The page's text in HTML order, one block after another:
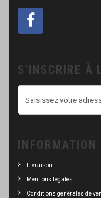
S'INSCRIRE À
INFORMATION
Livraison
Mentions légales
Conditions générales de